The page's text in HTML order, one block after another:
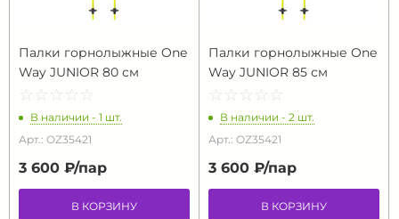
Палки горнолыжные One
Way JUNIOR 80 см
☆ ☆ ☆ ☆ ☆
★ ★ ★ ★ ★
В наличии - 1 шт.
Арт.: OZ35421
3 600 ₽/пар
В КОРЗИНУ
Палки горнолыжные One
Way JUNIOR 85 см
☆ ☆ ☆ ☆ ☆
★ ★ ★ ★ ★
В наличии - 2 шт.
Арт.: OZ35421
3 600 ₽/пар
В КОРЗИНУ